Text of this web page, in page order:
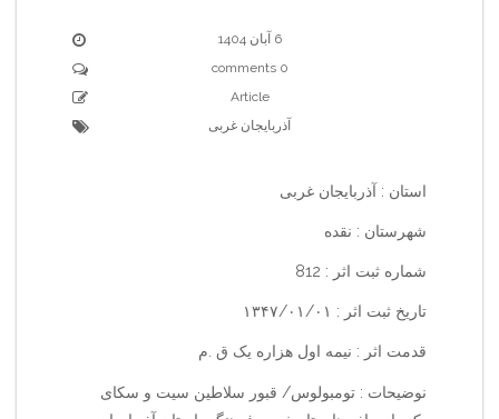
6 آبان 1404
0 comments
Article
آذربایجان غربی
استان : آذربایجان غربی
شهرستان : نقده
شماره ثبت اثر : 812
تاریخ ثبت اثر : ۱۳۴۷/۰۱/۰۱
قدمت اثر : نیمه اول هزاره یک ق .م
نوضیحات : تومبولوس/ قبور سلاطین سیت و سکای